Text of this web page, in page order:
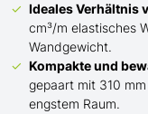
Ideales Verhältnis
cm³/m elastisches
Wandgewicht.
Kompakte und
gepaart mit 310
engstem Raum.